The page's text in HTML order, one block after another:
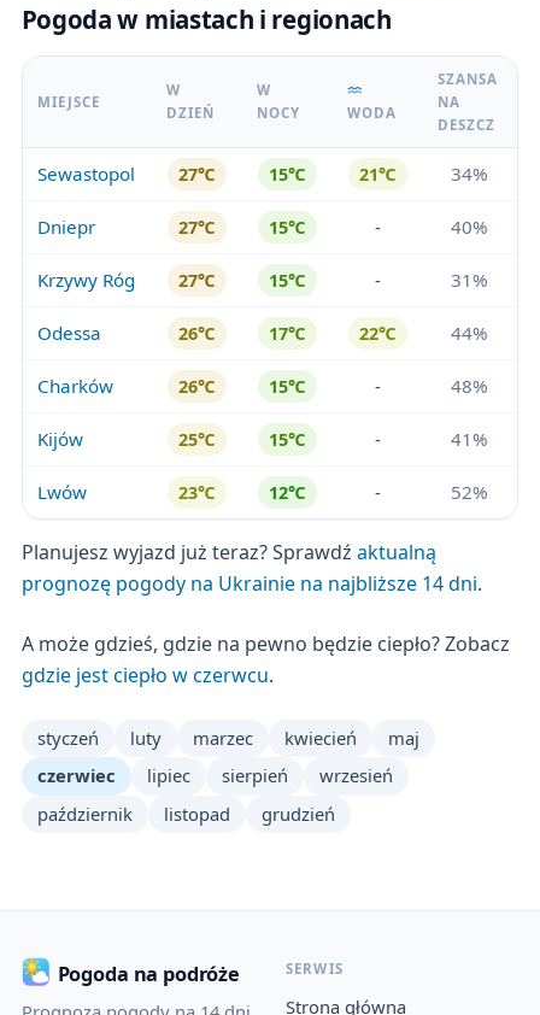
Pogoda w miastach i regionach
MIEJSCE
W
DZIEŃ
W
NOCY
WODA
SZANSA
NA
DESZCZ
Sewastopol 27℃ 15℃ 21℃ 34%
Dniepr 27℃ 15℃ - 40%
Krzywy Róg 27℃ 15℃ - 31%
Odessa 26℃ 17℃ 22℃ 44%
Charków 26℃ 15℃ - 48%
Kijów 25℃ 15℃ - 41%
Lwów 23℃ 12℃ - 52%
Planujesz wyjazd już teraz? Sprawdź aktualną
prognozę pogody na Ukrainie na najbliższe 14 dni.
A może gdzieś, gdzie na pewno będzie ciepło? Zobacz
gdzie jest ciepło w czerwcu.
styczeń luty marzec kwiecień
maj
czerwiec
lipiec sierpień
wrzesień
październik
listopad grudzień
Pogoda na podróże SERWIS
Strona główna